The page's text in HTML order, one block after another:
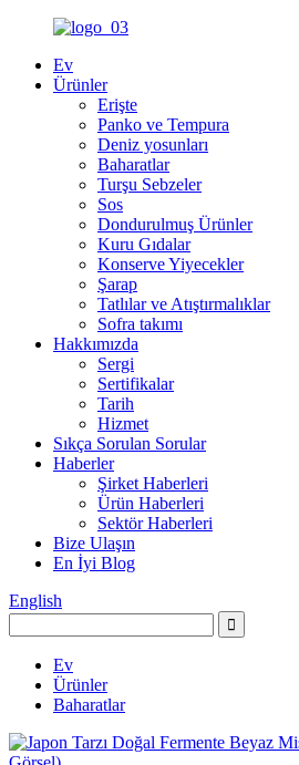
Ev
Ürünler
Erişte
Panko ve Tempura
Deniz yosunları
Baharatlar
Turşu Sebzeler
Sos
Dondurulmuş Ürünler
Kuru Gıdalar
Konserve Yiyecekler
Şarap
Tatlılar ve Atıştırmalıklar
Sofra takımı
Hakkımızda
Sergi
Sertifikalar
Tarih
Hizmet
Sıkça Sorulan Sorular
Haberler
Şirket Haberleri
Ürün Haberleri
Sektör Haberleri
Bize Ulaşın
En İyi Blog
English
Ev
Ürünler
Baharatlar